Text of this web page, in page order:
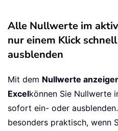
Alle Nullwerte im
nur einem Klick
ausblenden
Mit dem Nullwerte
Excelkönnen Sie Nullwerte
sofort ein- oder
besonders praktisch, wenn